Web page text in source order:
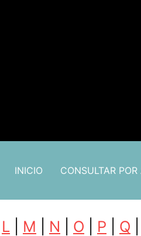
INICIO CONSULTAR
L M N O P Q